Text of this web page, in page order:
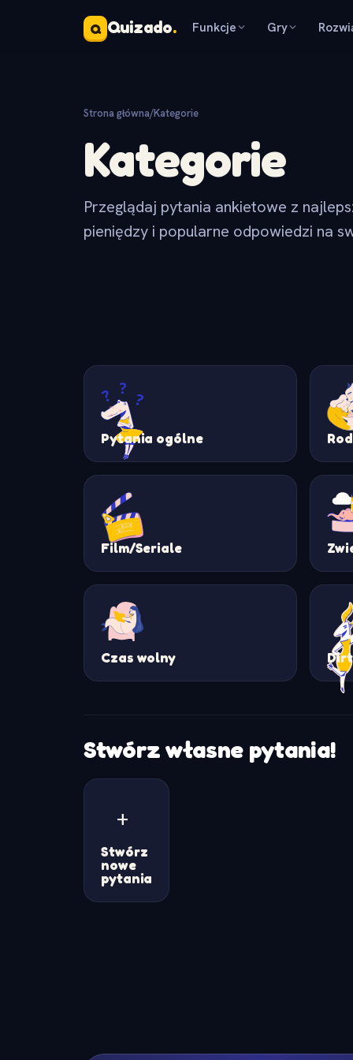
Q Quizado. Funkcje Gry
Strona główna/Kategorie
Kategorie
Przeglądaj pytania ankietowe z
pieniędzy i popularne odpowiedzi na
Pytania ogólne
Film/Seriale
Czas wolny
Stwórz własne pytania!
+
Stwórz
nowe
pytania